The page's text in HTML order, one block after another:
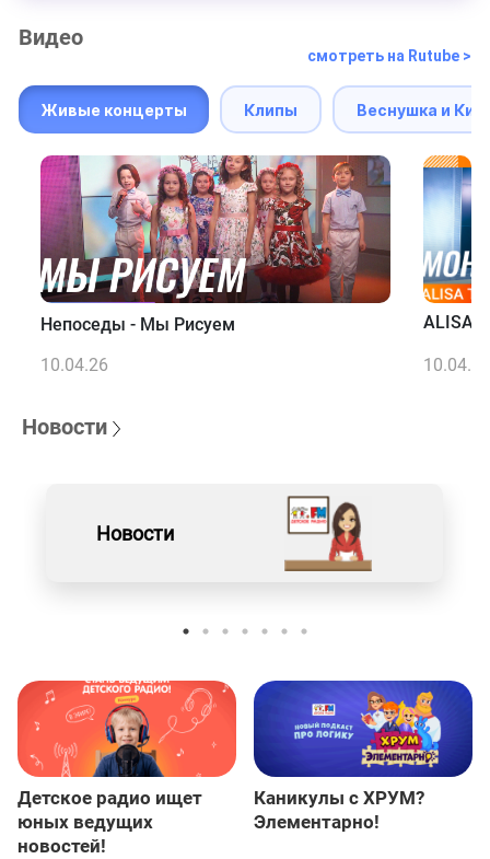
Видео
смотреть на Rutube >
Живые концерты Клипы Веснушка и
Непоседы - Мы Рисуем
10.04.26
ALISA
10.04.26
Новости
Новости
Детское радио ищет
юных ведущих
новостей!
Каникулы с ХРУМ?
Элементарно!